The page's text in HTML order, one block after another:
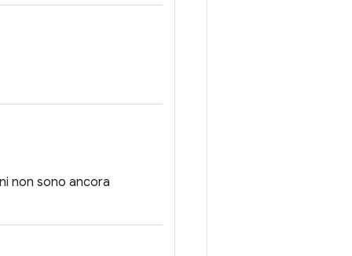
non sono ancora